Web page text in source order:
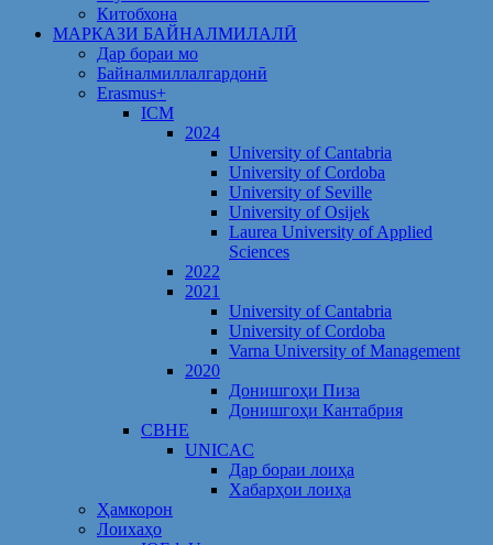
Китобхона
МАРКАЗИ БАЙНАЛМИЛАЛӢ
Дар бораи мо
Байналмиллалгардонӣ
Erasmus+
ICM
2024
University of Cantabria
University of Cordoba
University of Seville
University of Osijek
Laurea University of Applied
Sciences
2022
2021
University of Cantabria
University of Cordoba
Varna University of Management
2020
Донишгоҳи Пиза
Донишгоҳи Кантабрия
CBHE
UNICAC
Дар бораи лоиҳа
Хабарҳои лоиҳа
Ҳамкорон
Лоихаҳо